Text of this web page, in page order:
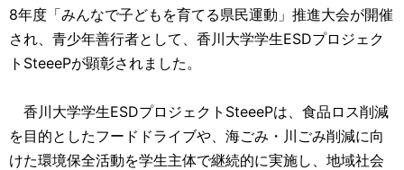
8年度「みんなで子どもを育てる県民運動」推進大会が開催
され、青少年善行者として、香川大学学生ESDプロジェク
トSteeePが顕彰されました。
香川大学学生ESDプロジェクトSteeePは、食品ロス削減
を目的としたフードドライブや、海ごみ・川ごみ削減に向
けた環境保全活動を学生主体で継続的に実施し、地域社会